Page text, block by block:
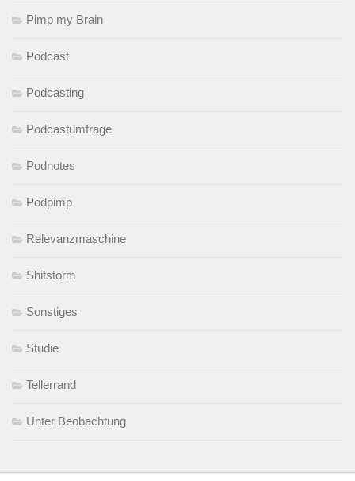
Pimp my Brain
Podcast
Podcasting
Podcastumfrage
Podnotes
Podpimp
Relevanzmaschine
Shitstorm
Sonstiges
Studie
Tellerrand
Unter Beobachtung